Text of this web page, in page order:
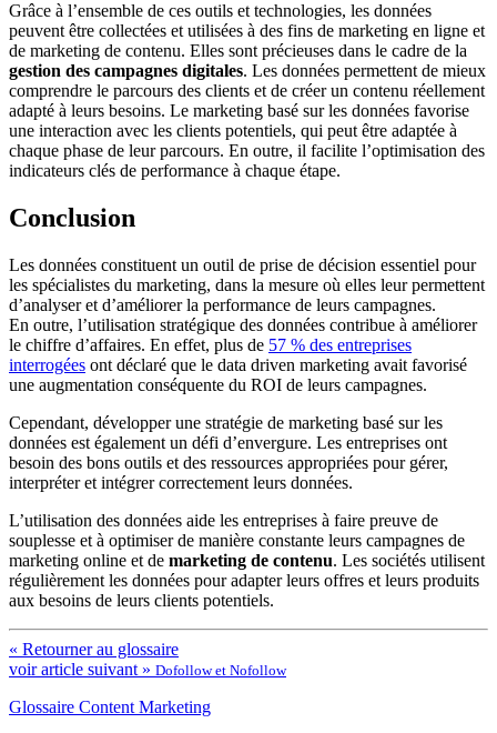
Grâce à l’ensemble de ces outils et technologies, les données
peuvent être collectées et utilisées à des fins de marketing en ligne et
de marketing de contenu. Elles sont précieuses dans le cadre de la
gestion des campagnes digitales. Les données permettent de mieux
comprendre le parcours des clients et de créer un contenu réellement
adapté à leurs besoins. Le marketing basé sur les données favorise
une interaction avec les clients potentiels, qui peut être adaptée à
chaque phase de leur parcours. En outre, il facilite l’optimisation des
indicateurs clés de performance à chaque étape.
Conclusion
Les données constituent un outil de prise de décision essentiel pour
les spécialistes du marketing, dans la mesure où elles leur permettent
d’analyser et d’améliorer la performance de leurs campagnes.
En outre, l’utilisation stratégique des données contribue à améliorer
le chiffre d’affaires. En effet, plus de 57 % des entreprises
interrogées ont déclaré que le data driven marketing avait favorisé
une augmentation conséquente du ROI de leurs campagnes.
Cependant, développer une stratégie de marketing basé sur les
données est également un défi d’envergure. Les entreprises ont
besoin des bons outils et des ressources appropriées pour gérer,
interpréter et intégrer correctement leurs données.
L’utilisation des données aide les entreprises à faire preuve de
souplesse et à optimiser de manière constante leurs campagnes de
marketing online et de marketing de contenu. Les sociétés utilisent
régulièrement les données pour adapter leurs offres et leurs produits
aux besoins de leurs clients potentiels.
« Retourner au glossaire
voir article suivant » Dofollow et Nofollow
Glossaire Content Marketing